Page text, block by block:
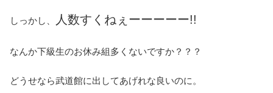
しっかし、 人数すくねぇーーーーー!!
なんか下級生のお休み組多くないですか？？？
どうせなら武道館に出してあげれな良いのに。